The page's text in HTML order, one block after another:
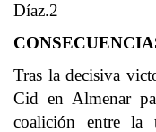
Díaz.2​
Tras la decisiva
Cid en Almenar
coalición entre